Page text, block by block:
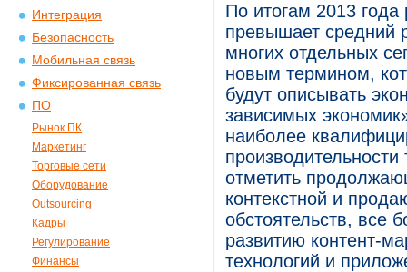
Интеграция
Безопасность
Мобильная связь
Фиксированная связь
ПО
Рынок ПК
Маркетинг
Торговые сети
Оборудование
Outsourcing
Кадры
Регулирование
Финансы
По итогам 2013 года
превышает средний
многих отдельных
новым термином,
будут описывать
зависимых
наиболее
отметить
контекстной и
обстоятельств, все
развитию контент-
технологий и